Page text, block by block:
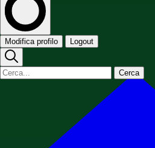
Modifica profilo Logout
Cerca